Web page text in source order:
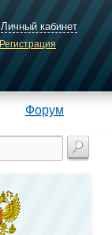
Личный кабинет
Регистрация
Форум